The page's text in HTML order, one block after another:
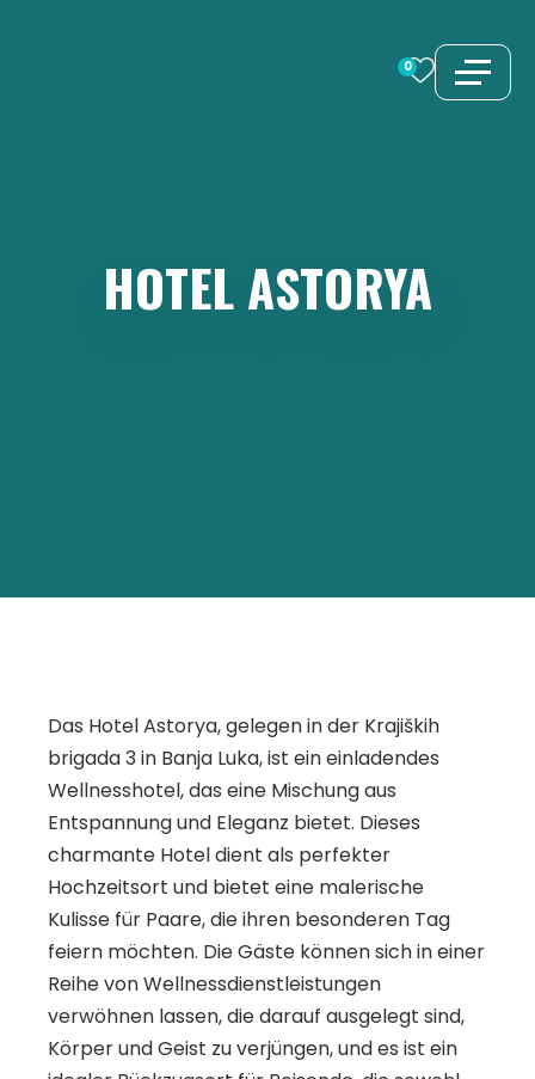
0
HOTELASTORYA
Das Hotel Astorya, gelegen in der Krajiških
brigada 3 in Banja Luka, ist ein einladendes
Wellnesshotel, das eine Mischung aus
Entspannung und Eleganz bietet. Dieses
charmante Hotel dient als perfekter
Hochzeitsort und bietet eine malerische
Kulisse für Paare, die ihren besonderen Tag
feiern möchten. Die Gäste können sich in einer
Reihe von Wellnessdienstleistungen
verwöhnen lassen, die darauf ausgelegt sind,
Körper und Geist zu verjüngen, und es ist ein